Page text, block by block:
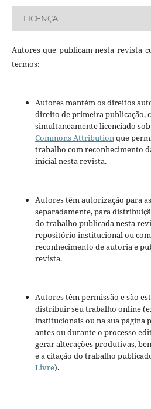
LICENÇA
Autores que publicam nesta revista
termos:
Autores mantém os direitos
direito de primeira publicação,
simultaneamente licenciado sob
Commons Attribution que
trabalho com reconhecimento
inicial nesta revista.
Autores têm autorização para
separadamente, para
do trabalho publicada nesta
repositório institucional ou
reconhecimento de autoria e
revista.
Autores têm permissão e são
distribuir seu trabalho online
institucionais ou na sua página
antes ou durante o processo
gerar alterações produtivas,
e a citação do trabalho
Livre).